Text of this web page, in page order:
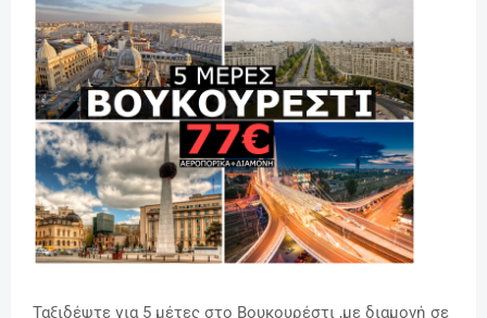
Ταξιδέψτε για 5 μέτες στο Βουκουρέστι ,με διαμονή σε